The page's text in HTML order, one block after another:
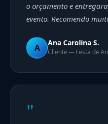
o orçamento e
evento. Recomendo
A Ana Carolina S.
Cliente — Festa de
"